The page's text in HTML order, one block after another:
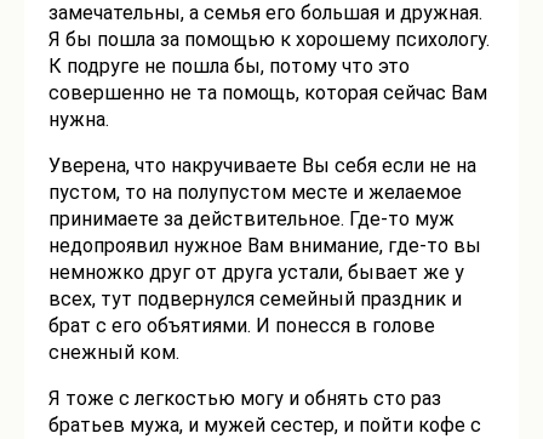
замечательны, а семья его большая и дружная.
Я бы пошла за помощью к хорошему психологу.
К подруге не пошла бы, потому что это
совершенно не та помощь, которая сейчас Вам
нужна.
Уверена, что накручиваете Вы себя если не на
пустом, то на полупустом месте и желаемое
принимаете за действительное. Где-то муж
недопроявил нужное Вам внимание, где-то вы
немножко друг от друга устали, бывает же у
всех, тут подвернулся семейный праздник и
брат с его объятиями. И понесся в голове
снежный ком.
Я тоже с легкостью могу и обнять сто раз
братьев мужа, и мужей сестер, и пойти кофе с